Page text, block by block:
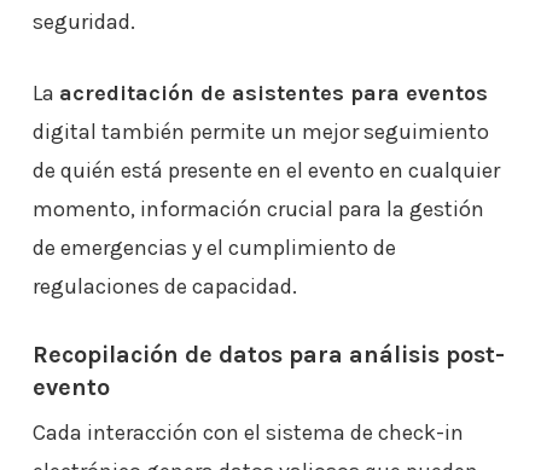
seguridad.
La acreditación de asistentes para eventos
digital también permite un mejor seguimiento
de quién está presente en el evento en cualquier
momento, información crucial para la gestión
de emergencias y el cumplimiento de
regulaciones de capacidad.
Recopilación de datos para análisis post-
evento
Cada interacción con el sistema de check-in